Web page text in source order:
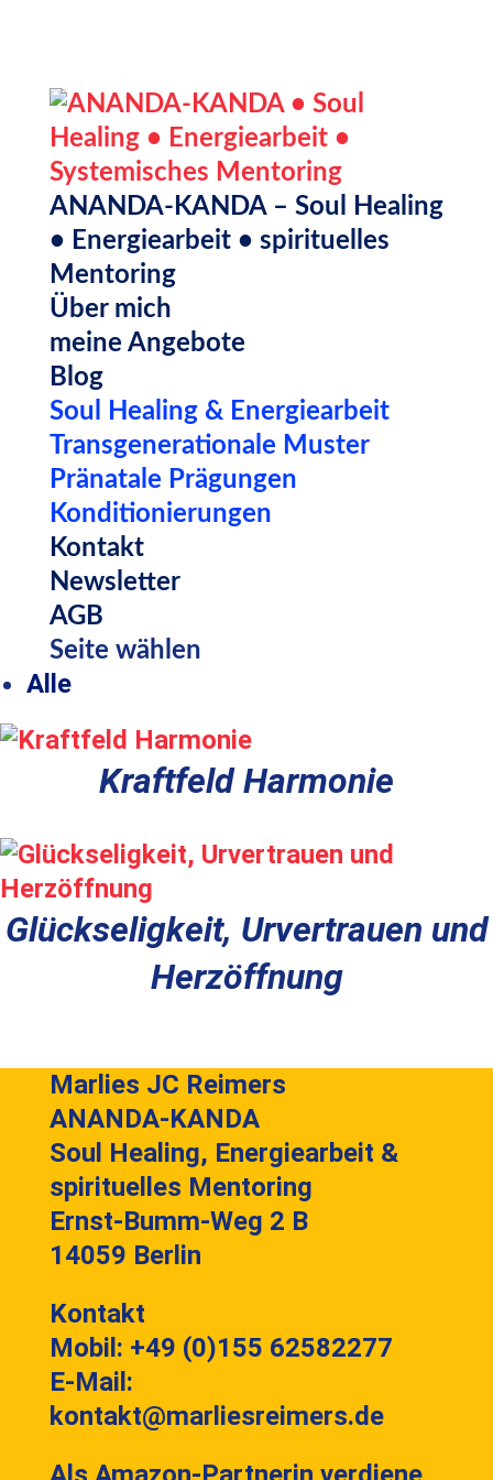
ANANDA-KANDA – Soul Healing
• Energiearbeit • spirituelles
Mentoring
Über mich
meine Angebote
Blog
Soul Healing & Energiearbeit
Transgenerationale Muster
Pränatale Prägungen
Konditionierungen
Kontakt
Newsletter
AGB
Seite wählen
Alle
Kraftfeld Harmonie
Glückseligkeit, Urvertrauen und
Herzöffnung
Marlies JC Reimers
ANANDA-KANDA
Soul Healing, Energiearbeit &
spirituelles Mentoring
Ernst-Bumm-Weg 2 B
14059 Berlin
Kontakt
Mobil: +49 (0)155 62582277
E-Mail:
kontakt@marliesreimers.de